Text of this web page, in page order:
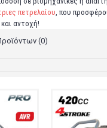
πετρελαίου, που
αντοχή!
(0)